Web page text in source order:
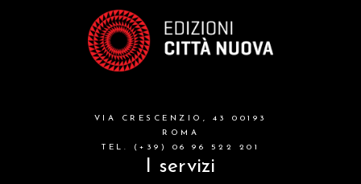
VIA CRESCENZIO, 43 00193
ROMA
TEL. (+39) 06 96 522 201
I servizi